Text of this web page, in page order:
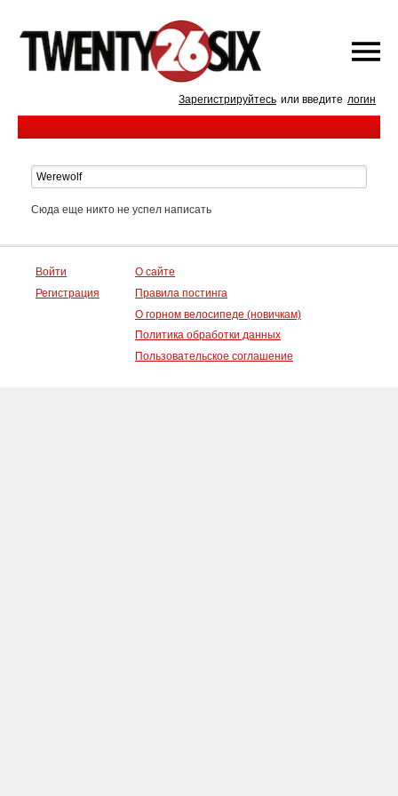
Зарегистрируйтесь или введите логин
Сюда еще никто не успел написать
Войти
Регистрация
О сайте
Правила постинга
О горном велосипеде (новичкам)
Политика обработки данных
Пользовательское соглашение